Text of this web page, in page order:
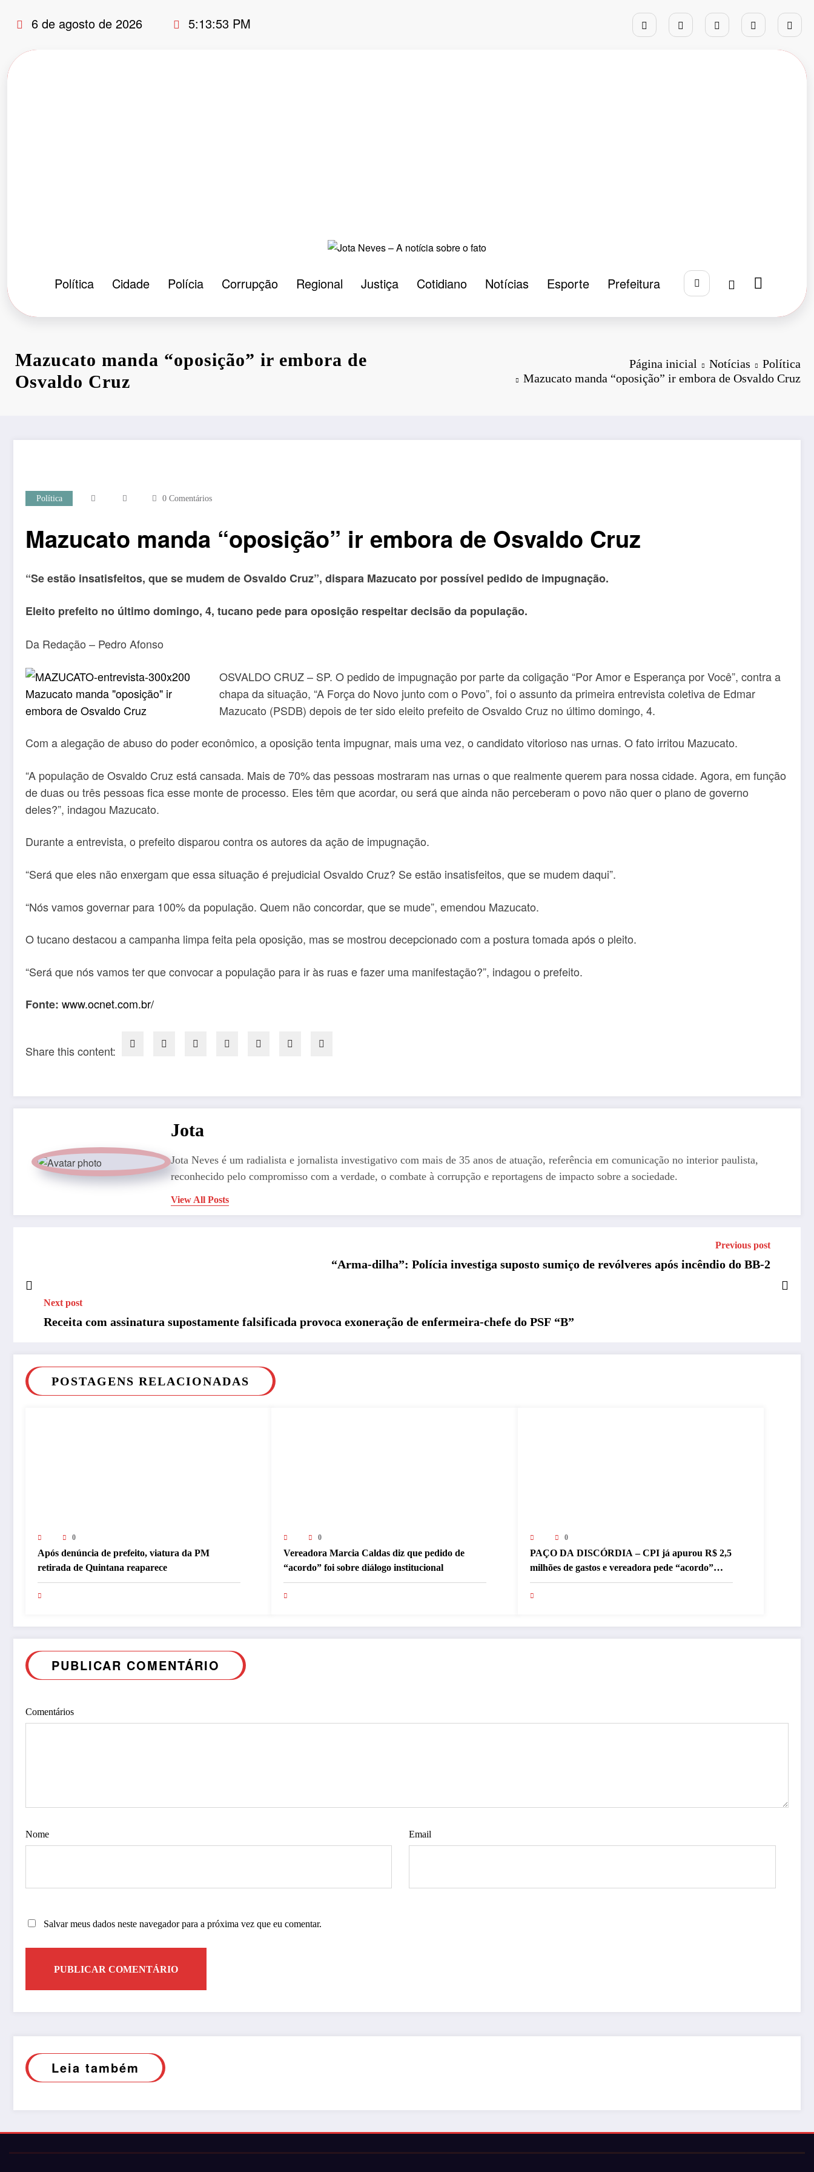
para
conteúdo
6 de agosto de 2026 5:13:54 PM
Política Cidade Polícia Corrupção Regional Justiça Cotidiano Notícias Esporte Prefeitura
Mazucato manda “oposição” ir embora de
Osvaldo Cruz
Página inicial Notícias
Política
Mazucato manda “oposição” ir embora de Osvaldo Cruz
Política 0 Comentários
Mazucato manda “oposição” ir embora de Osvaldo Cruz
“Se estão insatisfeitos, que se mudem de Osvaldo Cruz”, dispara Mazucato por possível pedido de impugnação.
Eleito prefeito no último domingo, 4, tucano pede para oposição respeitar decisão da população.
Da Redação – Pedro Afonso
OSVALDO CRUZ – SP. O pedido de impugnação por parte da coligação “Por Amor e Esperança por Você”, contra a
chapa da situação, “A Força do Novo junto com o Povo”, foi o assunto da primeira entrevista coletiva de Edmar
Mazucato (PSDB) depois de ter sido eleito prefeito de Osvaldo Cruz no último domingo, 4.
Com a alegação de abuso do poder econômico, a oposição tenta impugnar, mais uma vez, o candidato vitorioso nas urnas. O fato irritou Mazucato.
“A população de Osvaldo Cruz está cansada. Mais de 70% das pessoas mostraram nas urnas o que realmente querem para nossa cidade. Agora, em função
de duas ou três pessoas fica esse monte de processo. Eles têm que acordar, ou será que ainda não perceberam o povo não quer o plano de governo
deles?”, indagou Mazucato.
Durante a entrevista, o prefeito disparou contra os autores da ação de impugnação.
“Será que eles não enxergam que essa situação é prejudicial Osvaldo Cruz? Se estão insatisfeitos, que se mudem daqui”.
“Nós vamos governar para 100% da população. Quem não concordar, que se mude”, emendou Mazucato.
O tucano destacou a campanha limpa feita pela oposição, mas se mostrou decepcionado com a postura tomada após o pleito.
“Será que nós vamos ter que convocar a população para ir às ruas e fazer uma manifestação?”, indagou o prefeito.
Fonte: www.ocnet.com.br/
Share this content:
Jota
Jota Neves é um radialista e jornalista investigativo com mais de 35 anos de atuação, referência em comunicação no interior paulista,
reconhecido pelo compromisso com a verdade, o combate à corrupção e reportagens de impacto sobre a sociedade.
View All Posts
Previous post
“Arma-dilha”: Polícia investiga suposto sumiço de revólveres após incêndio do BB-2
Next post
Receita com assinatura supostamente falsificada provoca exoneração de enfermeira-chefe do PSF “B”
POSTAGENS RELACIONADAS
0
Após denúncia de prefeito, viatura da PM
retirada de Quintana reaparece
0
Vereadora Marcia Caldas diz que pedido de
“acordo” foi sobre diálogo institucional
0
PAÇO DA DISCÓRDIA – CPI já apurou R$ 2,5
milhões de gastos e vereadora pede “acordo”
para aprovar R$ 9,5 milhões
PUBLICAR COMENTÁRIO
Comentários
Nome Email
Salvar meus dados neste navegador para a próxima vez que eu comentar.
Leia também